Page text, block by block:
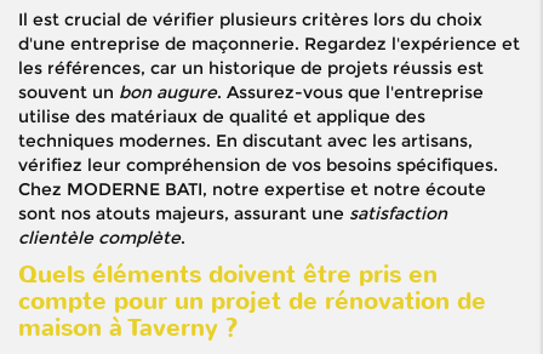
Il est crucial de vérifier plusieurs critères lors du choix
d'une entreprise de maçonnerie. Regardez l'expérience et
les références, car un historique de projets réussis est
souvent un bon augure. Assurez-vous que l'entreprise
utilise des matériaux de qualité et applique des
techniques modernes. En discutant avec les artisans,
vérifiez leur compréhension de vos besoins spécifiques.
Chez MODERNE BATI, notre expertise et notre écoute
sont nos atouts majeurs, assurant une satisfaction
clientèle complète.
Quels éléments doivent être pris en
compte pour un projet de rénovation de
maison à Taverny ?